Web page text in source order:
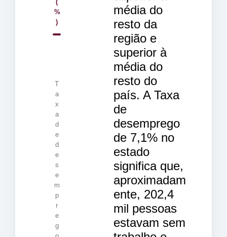
(
%
)
T
a
x
a
d
e
d
e
s
e
m
p
r
e
g
média do
resto da
região e
superior à
média do
resto do
país. A Taxa
de
desemprego
de 7,1% no
estado
significa que,
aproximadam
ente, 202,4
mil pessoas
estavam sem